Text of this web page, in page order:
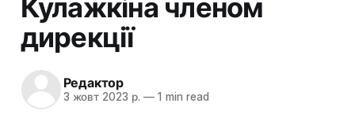
Кулажкіна членом
дирекції
Редактор
3 жовт 2023 р. —1 min read